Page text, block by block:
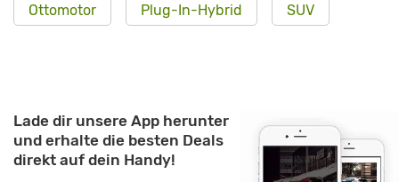
Ottomotor Plug-In-Hybrid SUV
Lade dir unsere App herunter
und erhalte die besten Deals
direkt auf dein Handy!